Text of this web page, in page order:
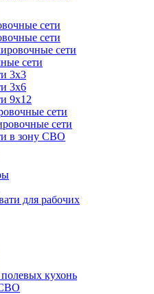
сети
сети
сети
сети
3х3
3х6
9х12
сети
сети
в зону СВО
для рабочих
кухонь